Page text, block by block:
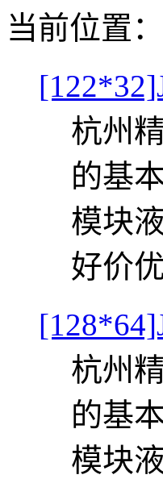
当前位置：
杭州
的基
模块
好价
杭州
的基
模块